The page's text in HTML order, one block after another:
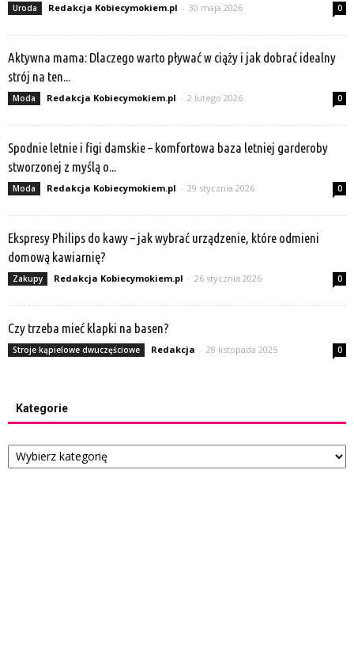
Uroda Redakcja Kobiecymokiem.pl - 30 maja 2026 0
Aktywna mama: Dlaczego warto pływać w ciąży i jak dobrać idealny
strój na ten...
Moda Redakcja Kobiecymokiem.pl - 2 lutego 2026 0
Spodnie letnie i figi damskie – komfortowa baza letniej garderoby
stworzonej z myślą o...
Moda Redakcja Kobiecymokiem.pl - 29 stycznia 2026 0
Ekspresy Philips do kawy – jak wybrać urządzenie, które odmieni
domową kawiarnię?
Zakupy Redakcja Kobiecymokiem.pl - 26 stycznia 2026 0
Czy trzeba mieć klapki na basen?
Stroje kąpielowe dwuczęściowe Redakcja - 28 listopada 2025 0
Kategorie
Kategorie